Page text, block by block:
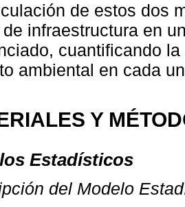
de estos dos
infraestructura en
cuantificando
ambiental en cada
Y
Estadísticos
del Modelo